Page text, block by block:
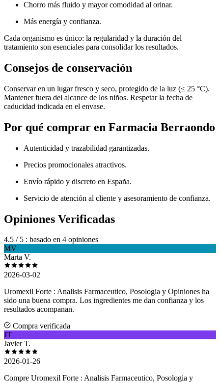
Chorro más fluido y mayor comodidad al orinar.
Más energía y confianza.
Cada organismo es único: la regularidad y la duración del
tratamiento son esenciales para consolidar los resultados.
Consejos de conservación
Conservar en un lugar fresco y seco, protegido de la luz (≤ 25 °C).
Mantener fuera del alcance de los niños. Respetar la fecha de
caducidad indicada en el envase.
Por qué comprar en Farmacia Berraondo
Autenticidad y trazabilidad garantizadas.
Precios promocionales atractivos.
Envío rápido y discreto en España.
Servicio de atención al cliente y asesoramiento de confianza.
Opiniones Verificadas
4.5 / 5 : basado en 4 opiniones
MV
Marta V.
2026-03-02
Uromexil Forte : Analisis Farmaceutico, Posologia y Opiniones ha
sido una buena compra. Los ingredientes me dan confianza y los
resultados acompanan.
Compra verificada
JT
Javier T.
2026-01-26
Compre Uromexil Forte : Analisis Farmaceutico, Posologia y